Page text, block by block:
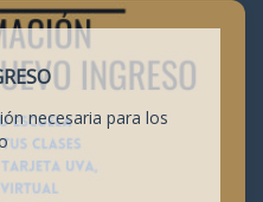
necesaria para los